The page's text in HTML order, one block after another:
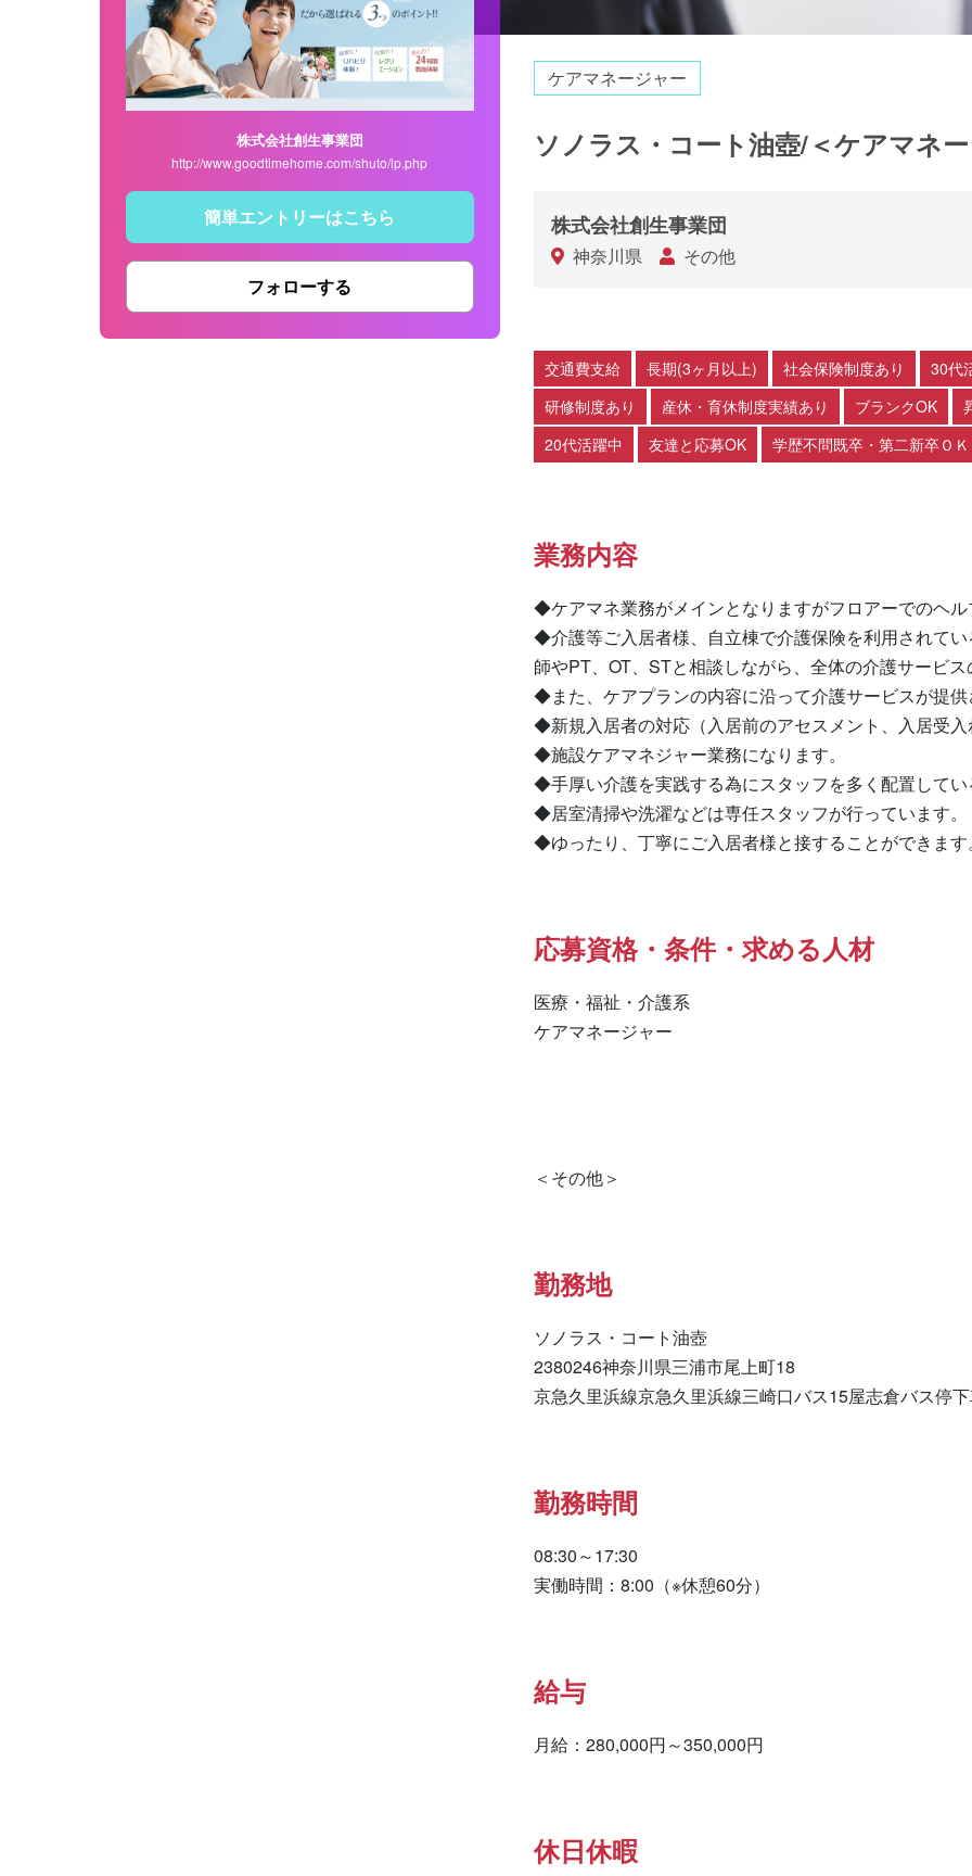
株式会社創生事業団
http://www.goodtimehome.com/shuto/lp.php
簡単エントリーはこちら
フォローする
ケアマネージャー
ソノラス・コート油壺/＜ケアマネ
株式会社創生事業団
神奈川県 その他
交通費支給 長期(3ヶ月以上) 社会保険制度あり 30代
研修制度あり
産休・育休制度実績あり ブランクOK
20代活躍中
友達と応募OK 学歴不問既卒・第二新卒ＯＫ
業務内容
◆ケアマネ業務がメインとなりますがフロアーでのヘル
◆介護等ご入居者様、自立棟で介護保険を利用されて
師やPT、OT、STと相談しながら、全体の介護サービス
◆また、ケアプランの内容に沿って介護サービスが提供
◆新規入居者の対応（入居前のアセスメント、入居受入
◆施設ケアマネジャー業務になります。
◆手厚い介護を実践する為にスタッフを多く配置してい
◆居室清掃や洗濯などは専任スタッフが行っています。
◆ゆったり、丁寧にご入居者様と接することができます。
応募資格・条件・求める人材
医療・福祉・介護系
ケアマネージャー
勤務地
ソノラス・コート油壺
2380246神奈川県三浦市尾上町18
京急久里浜線京急久里浜線三崎口バス15屋志倉バス停
勤務時間
08:30～17:30
実働時間：8:00（※休憩60分）
給与
月給：280,000円～350,000円
休日休暇